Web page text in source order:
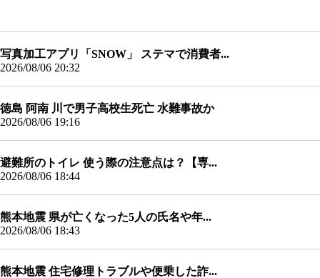
写真加工アプリ「SNOW」 ステマで消費者...
2026/08/06 20:32
徳島 阿南 川で男子高校生死亡 水難事故か
2026/08/06 19:16
避難所のトイレ 使う際の注意点は？【専...
2026/08/06 18:44
熊本地震 県が亡くなった5人の氏名や年...
2026/08/06 18:43
熊本地震 住宅修理トラブルや便乗した詐...